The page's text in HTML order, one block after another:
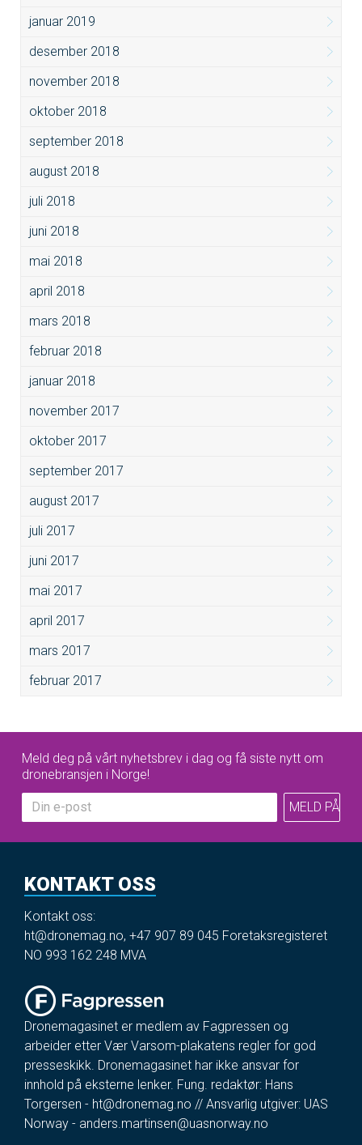
januar 2019
desember 2018
november 2018
oktober 2018
september 2018
august 2018
juli 2018
juni 2018
mai 2018
april 2018
mars 2018
februar 2018
januar 2018
november 2017
oktober 2017
september 2017
august 2017
juli 2017
juni 2017
mai 2017
april 2017
mars 2017
februar 2017
Meld deg på vårt nyhetsbrev i dag og få siste nytt om
dronebransjen i Norge!
KONTAKT OSS
Kontakt oss:
ht@dronemag.no, +47 907 89 045 Foretaksregisteret
NO 993 162 248 MVA
Dronemagasinet er medlem av Fagpressen og
arbeider etter Vær Varsom-plakatens regler for god
presseskikk. Dronemagasinet har ikke ansvar for
innhold på eksterne lenker. Fung. redaktør: Hans
Torgersen - ht@dronemag.no // Ansvarlig utgiver: UAS
Norway - anders.martinsen@uasnorway.no